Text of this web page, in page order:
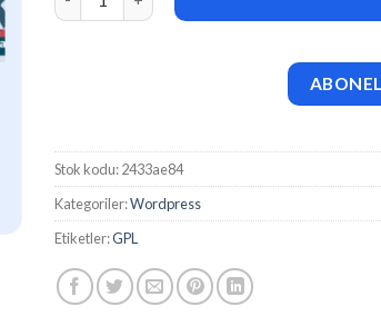
WP Rocket (v3.21.2) Caching
SEPETE EKLE
Stok kodu:2433ae84
Kategoriler:Wordpress
Etiketler:GPL